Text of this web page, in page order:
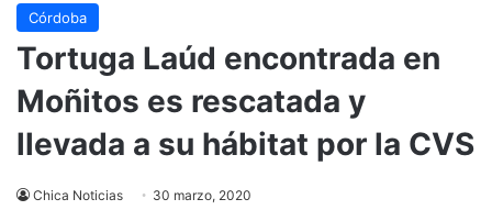
Córdoba
Tortuga Laúd encontrada en
Moñitos es rescatada y
llevada a su hábitat por la CVS
Chica Noticias 30 marzo, 2020